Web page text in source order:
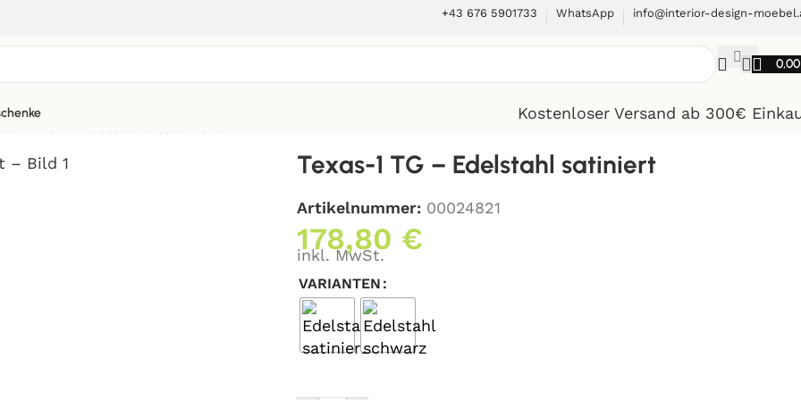
+43 676 5901733 WhatsApp info@interior-design-
Kostenloser Versand ab 300€
Texas-1 TG – Edelstahl satiniert
Artikelnummer: 00024821
178,80 €
inkl. MwSt.
VARIANTEN